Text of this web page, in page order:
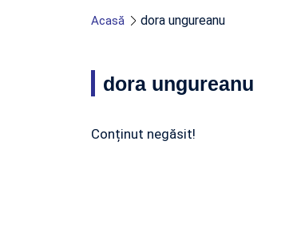
Acasă dora ungureanu
dora ungureanu
Conținut negăsit!